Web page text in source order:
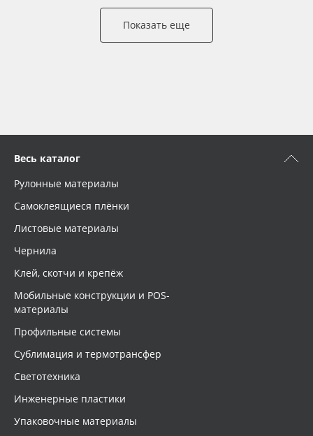
Показать еще
Весь каталог
Рулонные материалы
Самоклеящиеся плёнки
Листовые материалы
Чернила
Клей, скотчи и крепёж
Мобильные конструкции и POS-
материалы
Профильные системы
Сублимация и термотрансфер
Светотехника
Инженерные пластики
Упаковочные материалы